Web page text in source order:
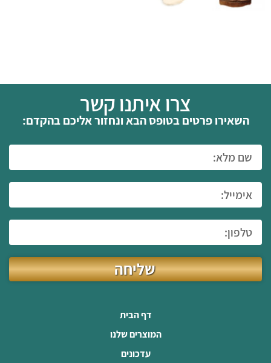
צרו איתנו קשר
השאירו פרטים בטופס הבא ונחזור אליכם בהקדם:
שליחה
דף הבית
המוצרים שלנו
עדכונים